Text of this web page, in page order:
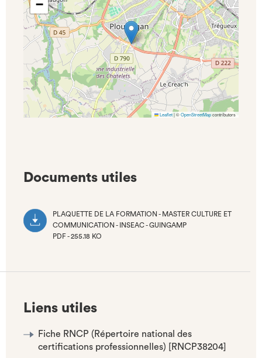
−
Leaflet|©OpenStreetMapcontributors
Documents utiles
PLAQUETTE DE LA FORMATION - MASTER CULTURE ET
COMMUNICATION - INSEAC - GUINGAMP
PDF - 255.18 KO
Liens utiles
Fiche RNCP (Répertoire national des
certifications professionnelles) [RNCP38204]